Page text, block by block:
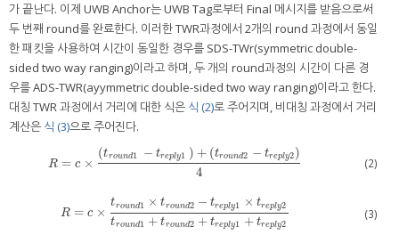
가 끝난다. 이제 UWB Anchor는 UWB Tag로부터 Final 메시지를 받음으로써
두 번째 round를 완료한다. 이러한 TWR과정에서 2개의 round 과정에서 동일
한 패킷을 사용하여 시간이 동일한 경우를 SDS-TWr(symmetric double-
sided two way ranging)이라고 하며, 두 개의 round과정의 시간이 다른 경
우를 ADS-TWR(ayymmetric double-sided two way ranging)이라고 한다.
대칭 TWR 과정에서 거리에 대한 식은 식 (2)로 주어지며, 비대칭 과정에서 거리
계산은 식 (3)으로 주어진다.
R = c ×
(tround1 − treply1 ) + (tround2 − treply2)
4
R =c ×( round1−treply1)+(tround2−treply2)4 (2)
R = c ×
tround1 × tround2 − treply1 × treply2
tround1 + tround2 + treply1 + treply2
R= c× tr ou nd1×tround2−treply1×treply2tround eply
(3)